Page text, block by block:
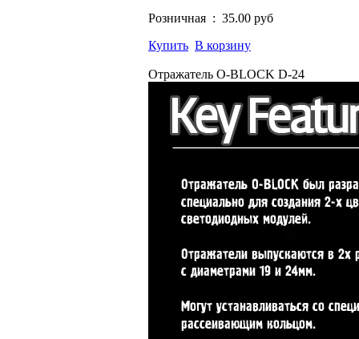
Розничная : 35.00 руб
Купить В корзину
Отражатель O-BLOCK D-24